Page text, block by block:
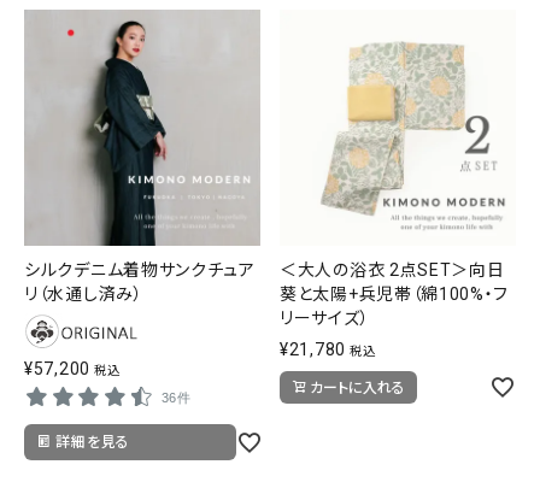
絞り込んで検索
キモノ読ミモノ
SHOPPING GUIDE
シルクデニム着物サンクチュア
リ（水通し済み）
¥57,200 税込
36件
詳細を見る
＜大人の浴衣 2点SET＞向日
葵と太陽+兵児帯（綿100%・フ
リーサイズ）
¥21,780 税込
カートに入れる